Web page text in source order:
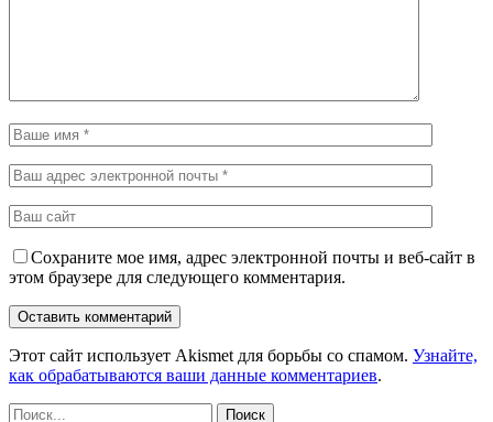
Сохраните мое имя, адрес электронной почты и веб-сайт в
этом браузере для следующего комментария.
Этот сайт использует Akismet для борьбы со спамом. Узнайте,
как обрабатываются ваши данные комментариев.